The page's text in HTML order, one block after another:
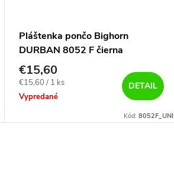
Pláštenka pončo Bighorn
DURBAN 8052 F čierna
€15,60
Jednotková
cena:
€15,60 / 1 ks
Vypredané
DETAIL
Kód: 8052F_UNI